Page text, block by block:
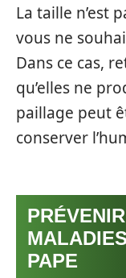
La taille n’est
vous ne
Dans ce cas,
qu’elles ne
paillage peut
conserver
PAPE